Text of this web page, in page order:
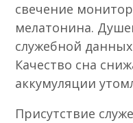
свечение
мелатонина.
служебной
Качество сна
аккумуляции
Присутствие